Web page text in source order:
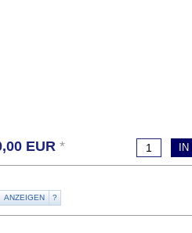
EUR *
ANZEIGEN ?